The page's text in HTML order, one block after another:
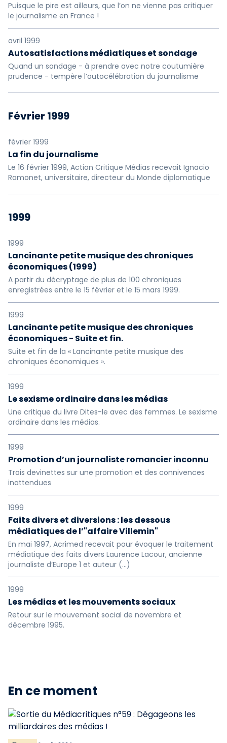
Puisque le pire est ailleurs, que l’on ne vienne pas critiquer
le journalisme en France !
avril 1999
Autosatisfactions médiatiques et sondage
Quand un sondage - à prendre avec notre coutumière
prudence - tempère l’autocélébration du journalisme
Février 1999
février 1999
La fin du journalisme
Le 16 février 1999, Action Critique Médias recevait Ignacio
Ramonet, universitaire, directeur du Monde diplomatique
1999
1999
Lancinante petite musique des chroniques
économiques (1999)
A partir du décryptage de plus de 100 chroniques
enregistrées entre le 15 février et le 15 mars 1999.
1999
Lancinante petite musique des chroniques
économiques - Suite et fin.
Suite et fin de la « Lancinante petite musique des
chroniques économiques ».
1999
Le sexisme ordinaire dans les médias
Une critique du livre Dites-le avec des femmes. Le sexisme
ordinaire dans les médias.
1999
Promotion d’un journaliste romancier inconnu
Trois devinettes sur une promotion et des connivences
inattendues
1999
Faits divers et diversions : les dessous
médiatiques de l’"affaire Villemin"
En mai 1997, Acrimed recevait pour évoquer le traitement
médiatique des faits divers Laurence Lacour, ancienne
journaliste d’Europe 1 et auteur (…)
1999
Les médias et les mouvements sociaux
Retour sur le mouvement social de novembre et
décembre 1995.
En ce moment